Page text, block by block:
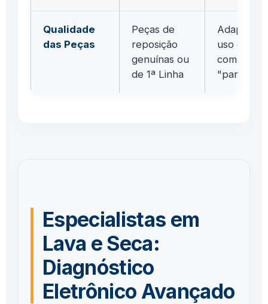
Qualidade
das Peças
Peças de
reposição
genuínas ou
de 1ª Linha
uso de
Especialistas em
Lava e Seca:
Diagnóstico
Eletrônico Avançado